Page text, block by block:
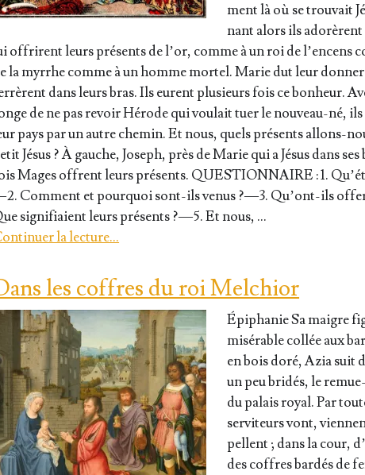
ment là où se trou­vait
nant alors ils
offrirent leurs pré­sents de l’or, comme à un roi de l’en­cens
la myrrhe comme à un homme mor­tel. Marie dut leur
dans leurs bras. Ils eurent plu­sieurs fois ce bon­heur.
de ne pas revoir Hérode qui vou­lait tuer le nou­­veau-né,
pays par un autre che­min. Et nous, quels pré­sents allons-
Jésus ? À gauche, Joseph, près de Marie qui a Jésus dans
Mages offrent leurs pré­sents. QUESTIONNAIRE : 1.
Com­ment et pour­quoi sont-ils venus ? — 3. Qu’ont-ils
signi­fiaient leurs pré­sents ? — 5. Et nous, …
la lec­ture…
les coffres du roi Melchior
Épi­pha­nie Sa maigre
misé­rable col­lée aux
en bois doré, Azia suit
un peu bri­dés, le
du palais royal. Par
ser­vi­teurs vont,
pellent ; dans la cour,
des coffres bar­dés de